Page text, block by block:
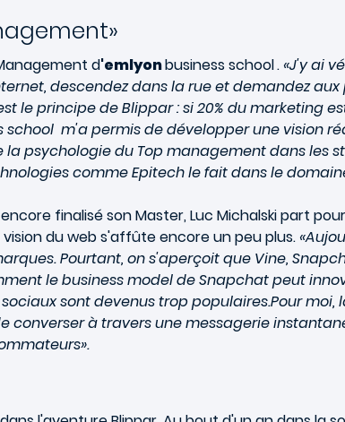
d'emlyonbusiness school.«J'y ai
descendez dans la rue et demandez
le principe de Blippar : si 20% du marketing
school m'a permis de développer une vision
psychologie du Top management dans les
comme Epitech le fait dans le
finalisé son Master, Luc Michalski part
du web s'affûte encore un peu plus.
Pourtant, on s'aperçoit que Vine,
le business model de Snapchat peut
sont devenus trop populaires.Pour moi,
à travers une messagerie